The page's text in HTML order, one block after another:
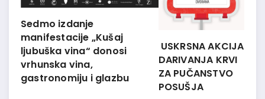
Sedmo izdanje
manifestacije „Kušaj
ljubuška vina“ donosi
vrhunska vina,
gastronomiju i glazbu
USKRSNA AKCIJA
DARIVANJA KRVI
ZA PUČANSTVO
POSUŠJA